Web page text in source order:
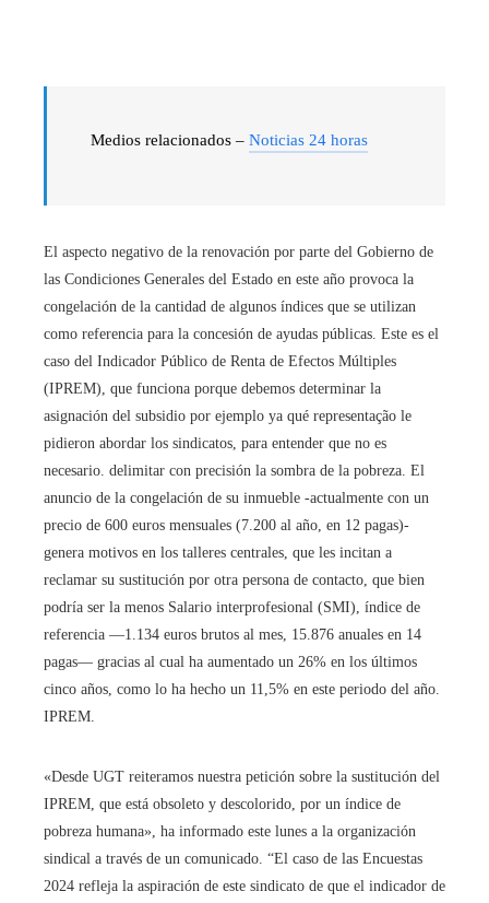
Medios relacionados – Noticias 24 horas
El aspecto negativo de la renovación por parte del Gobierno de
las Condiciones Generales del Estado en este año provoca la
congelación de la cantidad de algunos índices que se utilizan
como referencia para la concesión de ayudas públicas. Este es el
caso del Indicador Público de Renta de Efectos Múltiples
(IPREM), que funciona porque debemos determinar la
asignación del subsidio por ejemplo ya qué representação le
pidieron abordar los sindicatos, para entender que no es
necesario. delimitar con precisión la sombra de la pobreza. El
anuncio de la congelación de su inmueble -actualmente con un
precio de 600 euros mensuales (7.200 al año, en 12 pagas)-
genera motivos en los talleres centrales, que les incitan a
reclamar su sustitución por otra persona de contacto, que bien
podría ser la menos Salario interprofesional (SMI), índice de
referencia —1.134 euros brutos al mes, 15.876 anuales en 14
pagas— gracias al cual ha aumentado un 26% en los últimos
cinco años, como lo ha hecho un 11,5% en este periodo del año.
IPREM.
«Desde UGT reiteramos nuestra petición sobre la sustitución del
IPREM, que está obsoleto y descolorido, por un índice de
pobreza humana», ha informado este lunes a la organización
sindical a través de un comunicado. “El caso de las Encuestas
2024 refleja la aspiración de este sindicato de que el indicador de